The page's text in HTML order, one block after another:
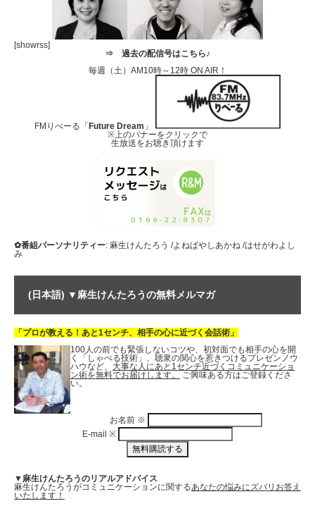
[showrss]
⇒ 過去の配信号はこちら♪
毎週（土）AM10時～12時 ON AIR！
FMりべーる「Future Dream 」
※上のバナーをクリックで
生放送をお聴き頂けます
✿番組パーソナリティー: 麻生けんたろう /よねばやしあかね /はせがわよし
み
(日本語) ▼麻生けんたろうの無料メルマガ
「プロが教える！あと1センチ、相手の心に近づく会話術」
100人の前でも緊張しないコツや、初対面でも相手の心を開
く「しゃべる技術」、聴衆の関心を惹きつけるプレゼンノウ
ハウなど、 大事な人にあと1センチ近づくコミュニケーショ
ン術を無料でお届けします。
ご興味ある方はご登録くださ
い。
お名前 ※
E-mail ※
▼麻生けんたろうのリアルアドバイス
麻生けんたろうがコミュニケーションに関するあなたの悩みにズバリお答え
いたします！